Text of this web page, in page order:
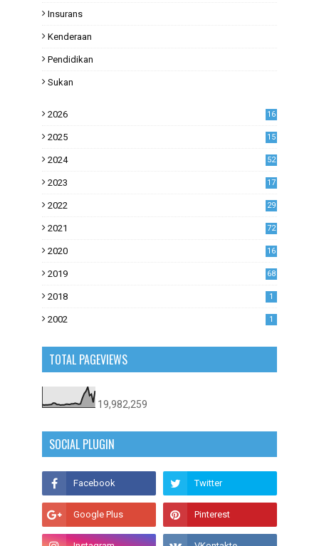
Insurans
Kenderaan
Pendidikan
Sukan
2026 16
2025 15
2024 52
2023
17
2022
29
2021
72
2020
16
2019
68
2018 1
2002 1
TOTAL PAGEVIEWS
19,982,259
SOCIAL PLUGIN